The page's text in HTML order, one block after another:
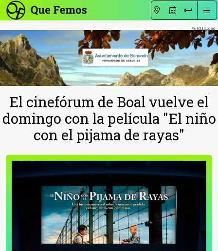
El cinefórum de Boal vuelve el
domingo con la película "El niño
con el pijama de rayas"